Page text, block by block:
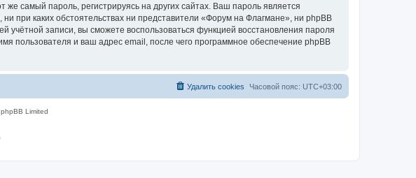
самый пароль, регистрируясь на других сайтах. Ваш пароль является
при каких обстоятельствах ни представители «Форум на Флагмане», ни phpBB
записи, вы сможете воспользоваться функцией восстановления пароля
пользователя и ваш адрес email, после чего программное обеспечение phpBB
Часовой пояс: UTC+03:00
Удалить cookies
Limited